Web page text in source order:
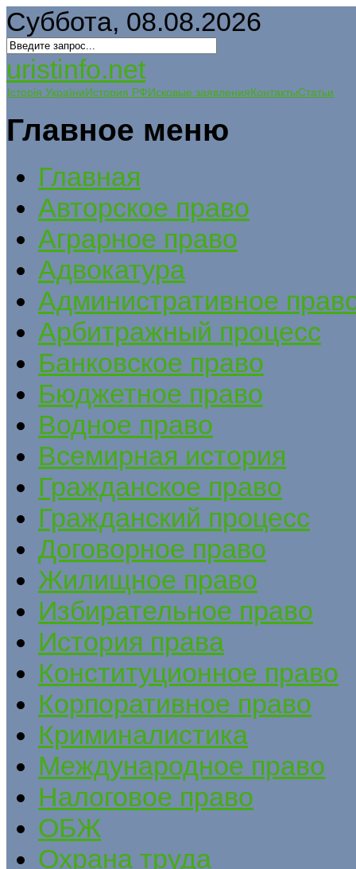
Суббота, 08.08.2026
uristinfo.net
Історія УкраїниИстория РФИсковые заявленияКонтактыСтатьи
Главное меню
Главная
Авторское право
Аграрное право
Адвокатура
Административное
Арбитражный процесс
Банковское право
Бюджетное право
Водное право
Всемирная история
Гражданское право
Гражданский процесс
Договорное право
Жилищное право
Избирательное право
История права
Конституционное право
Корпоративное право
Криминалистика
Международное право
Налоговое право
ОБЖ
Охрана труда